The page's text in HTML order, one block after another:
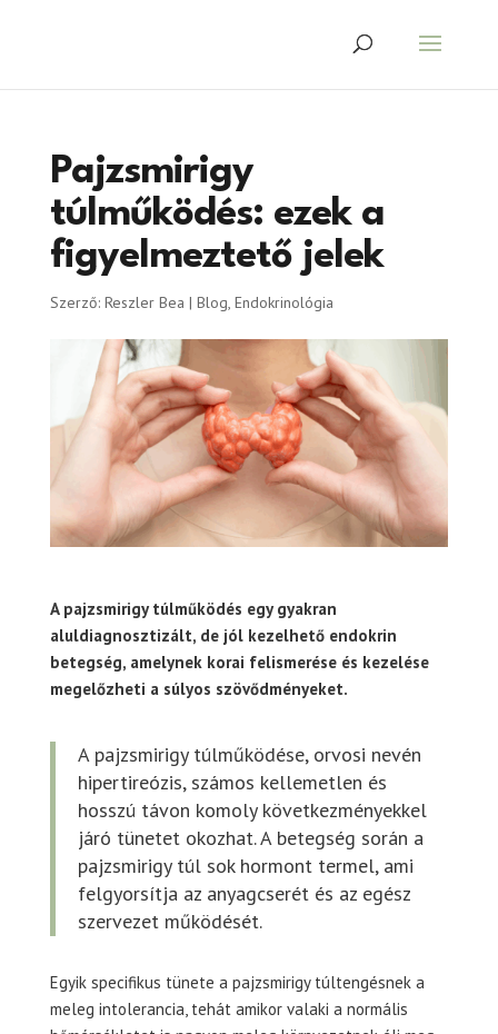
Pajzsmirigy
túlműködés: ezek a
figyelmeztető jelek
Szerző: Reszler Bea | Blog, Endokrinológia
A pajzsmirigy túlműködés egy gyakran
aluldiagnosztizált, de jól kezelhető endokrin
betegség, amelynek korai felismerése és kezelése
megelőzheti a súlyos szövődményeket.
A pajzsmirigy túlműködése, orvosi nevén
hipertireózis, számos kellemetlen és
hosszú távon komoly következményekkel
járó tünetet okozhat. A betegség során a
pajzsmirigy túl sok hormont termel, ami
felgyorsítja az anyagcserét és az egész
szervezet működését.
Egyik specifikus tünete a pajzsmirigy túltengésnek a
meleg intolerancia, tehát amikor valaki a normális